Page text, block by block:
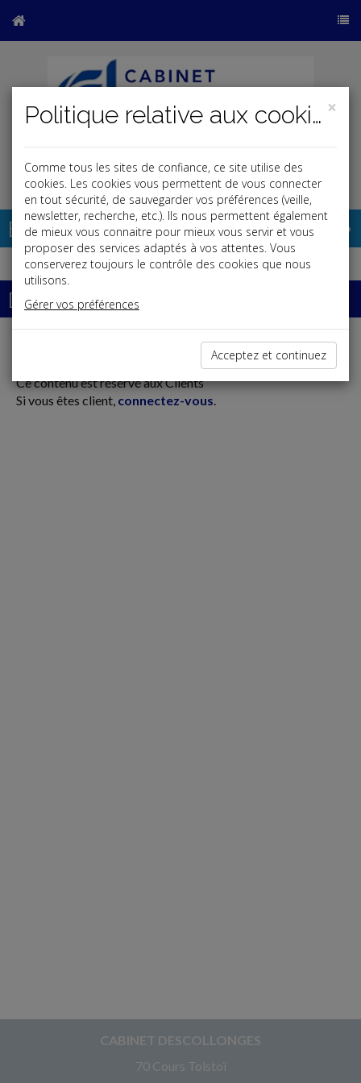
Base documentaire
Dossiers
Ce contenu est réservé aux Clients
Si vous êtes client, connectez-vous.
CABINET DESCOLLONGES
70 Cours Tolstoï
×
Politique relative aux cookies
Comme tous les sites de confiance, ce site utilise des
cookies. Les cookies vous permettent de vous connecter
en tout sécurité, de sauvegarder vos préférences (veille,
newsletter, recherche, etc.). Ils nous permettent également
de mieux vous connaitre pour mieux vous servir et vous
proposer des services adaptés à vos attentes. Vous
conserverez toujours le contrôle des cookies que nous
utilisons.
Gérer vos préférences
Acceptez et continuez